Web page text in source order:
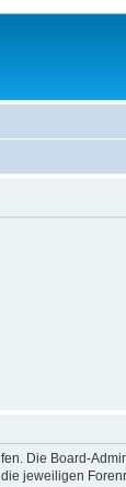
Die Board-
jeweiligen